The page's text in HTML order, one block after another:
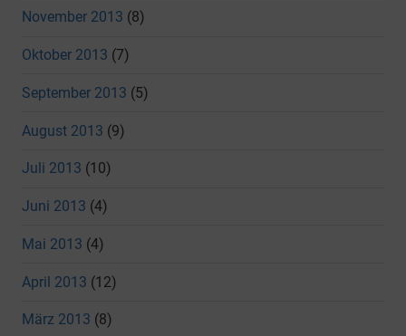
November 2013 (8)
Oktober 2013 (7)
September 2013 (5)
August 2013 (9)
Juli 2013 (10)
Juni 2013 (4)
Mai 2013 (4)
April 2013 (12)
März 2013 (8)